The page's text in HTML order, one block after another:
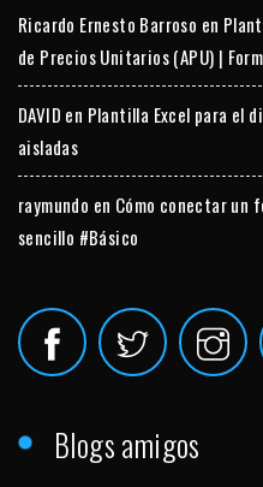
Ricardo Ernesto Barroso en
de Precios Unitarios (APU) |
DAVID en Plantilla Excel para el
aisladas
raymundo en Cómo conectar un
sencillo #Básico
Blogs amigos